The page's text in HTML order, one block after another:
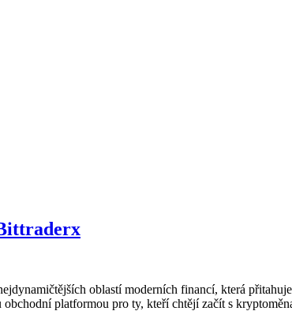
oblastí moderních financí, která
platformou pro ty, kteří chtějí začít s